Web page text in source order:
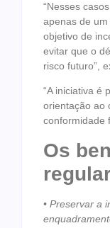
“Nesses
apenas de
objetivo de
evitar que o
risco futuro”,
“A iniciativa é
orientação ao
conformidade
Os
• Preservar a